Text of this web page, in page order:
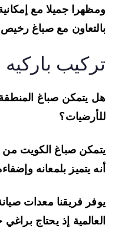
جميلا مع إمكانية
مع صباغ رخيص
باركيه
يتمكن صباغ المنطقة
صباغ الكويت من
يتميز بلمعانه
فريقنا معدات صيانة
إذ يحتاج براغي